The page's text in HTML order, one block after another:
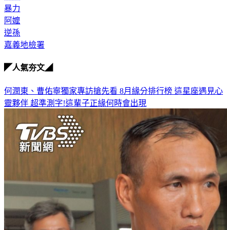
暴力
阿嬤
逆孫
嘉義地檢署
◤人氣夯文◢
何潤東、曹佑寧獨家專訪搶先看 8月緣分排行榜 這星座遇見心
靈夥伴 超準測字!這輩子正緣何時會出現